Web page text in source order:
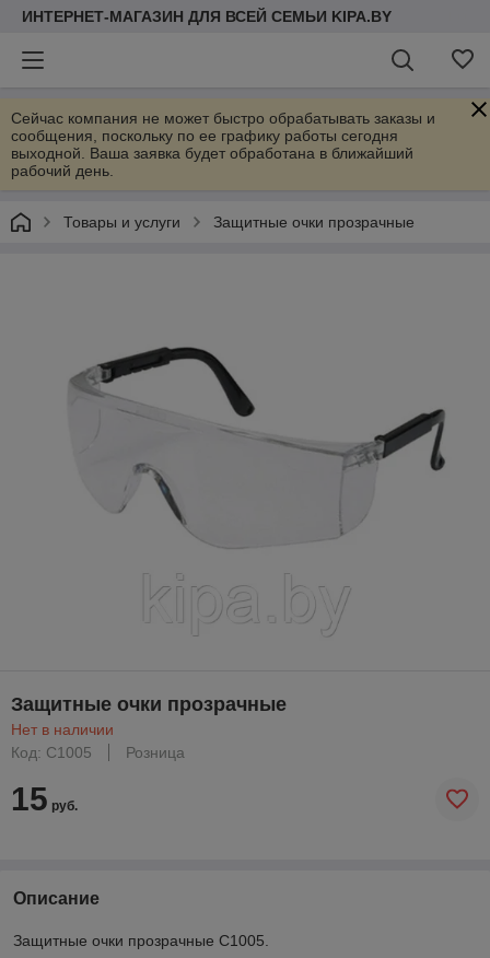
ИНТЕРНЕТ-МАГАЗИН ДЛЯ ВСЕЙ СЕМЬИ KIPA.BY
Сейчас компания не может быстро обрабатывать заказы и
сообщения, поскольку по ее графику работы сегодня
выходной. Ваша заявка будет обработана в ближайший
рабочий день.
Товары и услуги Защитные очки прозрачные
Защитные очки прозрачные
Нет в наличии
Код: C1005
Розница
15 руб.
Описание
Защитные очки прозрачные C1005.